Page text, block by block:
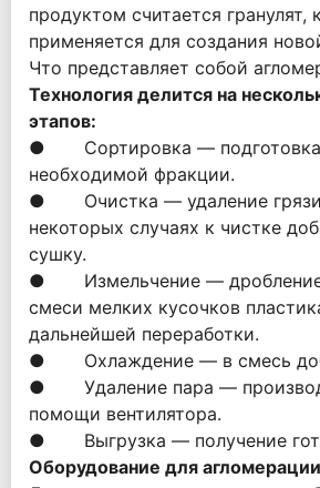
продуктом считается гранулят,
применяется для создания
Что представляет собой
Технология делится на
этапов:
● Сортировка — подготовка
необходимой фракции.
● Очистка — удаление грязи
некоторых случаях к чистке
сушку.
● Измельчение — дробление
смеси мелких кусочков
дальнейшей переработки.
● Охлаждение — в смесь
● Удаление пара —
помощи вентилятора.
● Выгрузка — получение
Оборудование для